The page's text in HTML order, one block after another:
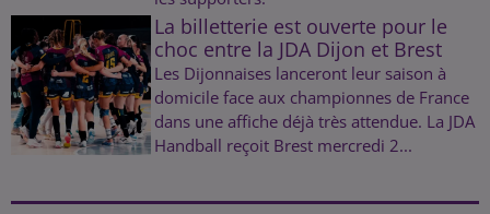
La billetterie est ouverte pour le
choc entre la JDA Dijon et Brest
Les Dijonnaises lanceront leur saison à
domicile face aux championnes de France
dans une affiche déjà très attendue. La JDA
Handball reçoit Brest mercredi 2...